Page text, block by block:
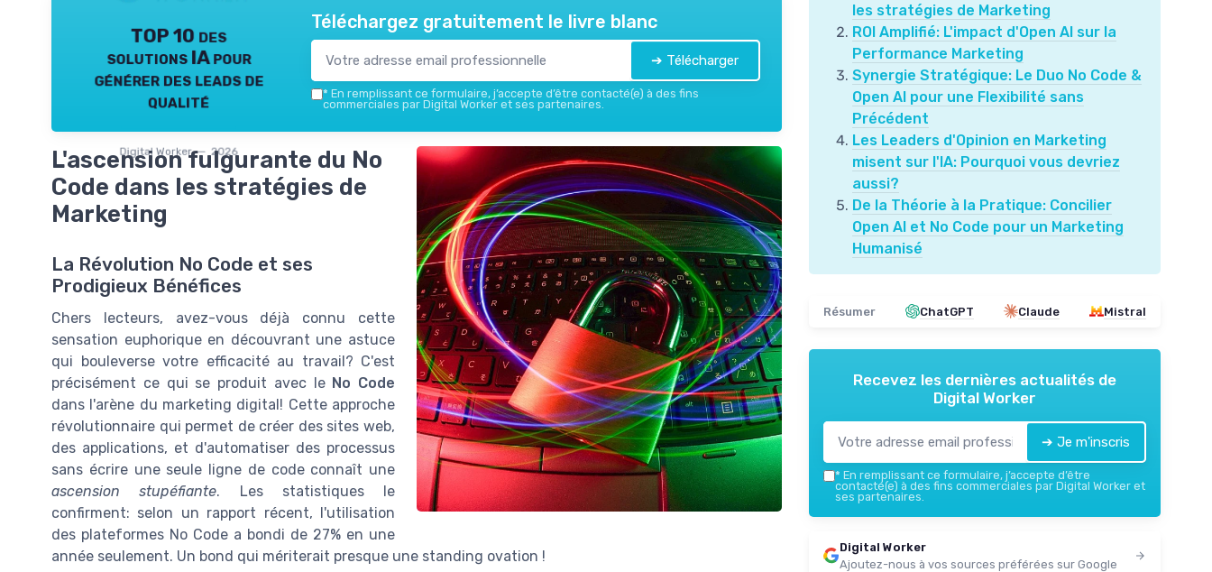
TOP 10 des
solutions IA pour
générer des leads de
qualité
Digital Worker — 2026
Téléchargez gratuitement le livre blanc
➔ Télécharger
* En remplissant ce formulaire, j’accepte d’être contacté(e) à des fins
commerciales par Digital Worker et ses partenaires.
L'ascension fulgurante du No
Code dans les stratégies de
Marketing
La Révolution No Code et ses
Prodigieux Bénéfices
Chers lecteurs, avez-vous déjà connu cette
sensation euphorique en découvrant une astuce
qui bouleverse votre efficacité au travail? C'est
précisément ce qui se produit avec le No Code
dans l'arène du marketing digital! Cette approche
révolutionnaire qui permet de créer des sites web,
des applications, et d'automatiser des processus
sans écrire une seule ligne de code connaît une
ascension stupéfiante. Les statistiques le
confirment: selon un rapport récent, l'utilisation
des plateformes No Code a bondi de 27% en une
année seulement. Un bond qui mériterait presque une standing ovation !
les stratégies de Marketing
ROI Amplifié: L'impact d'Open AI sur la
Performance Marketing
Synergie Stratégique: Le Duo No Code &
Open AI pour une Flexibilité sans
Précédent
Les Leaders d'Opinion en Marketing
misent sur l'IA: Pourquoi vous devriez
aussi?
De la Théorie à la Pratique: Concilier
Open AI et No Code pour un Marketing
Humanisé
Résumer ChatGPT Claude Mistral
Recevez les dernières actualités de
Digital Worker
➔ Je m'inscris
* En remplissant ce formulaire, j’accepte d’être
contacté(e) à des fins commerciales par Digital Worker et
ses partenaires.
Digital Worker
Ajoutez-nous à vos sources préférées sur Google